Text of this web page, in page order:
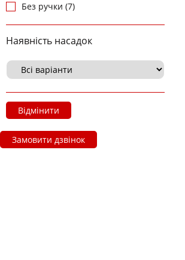
Без ручки (7)
Наявність насадок
Відмінити
Замовити дзвінок